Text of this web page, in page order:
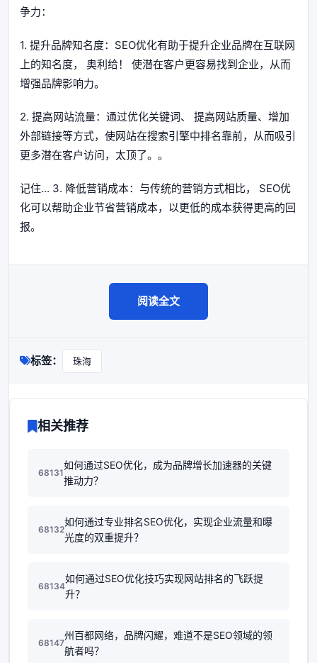
争力：
1. 提升品牌知名度：SEO优化有助于提升企业品牌在互联网
上的知名度， 奥利给！ 使潜在客户更容易找到企业，从而
增强品牌影响力。
2. 提高网站流量：通过优化关键词、 提高网站质量、增加
外部链接等方式，使网站在搜索引擎中排名靠前，从而吸引
更多潜在客户访问，太顶了。。
记住... 3. 降低营销成本：与传统的营销方式相比， SEO优
化可以帮助企业节省营销成本，以更低的成本获得更高的回
报。
阅读全文
标签： 珠海
相关推荐
68131
如何通过SEO优化，成为品牌增长加速器的关键
推动力？
68132
如何通过专业排名SEO优化，实现企业流量和曝
光度的双重提升？
68134
如何通过SEO优化技巧实现网站排名的飞跃提
升？
68147
州百都网络，品牌闪耀，难道不是SEO领域的领
航者吗？